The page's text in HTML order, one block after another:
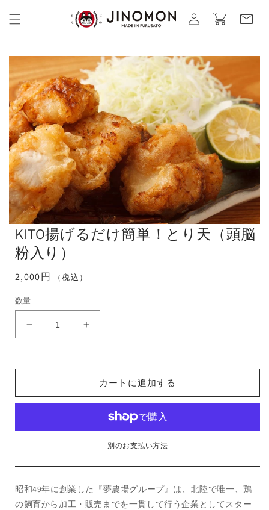
ンツに
進む
グ
イ
ー
KITO揚げるだけ簡単！とり天（頭脳
粉入り）
通
価
2,000円 （税込）
数量
る
け
単！
（頭
脳
KITO
る
け
単！
（頭
脳
カートに追加する
別のお支払い方法
昭和49年に創業した『夢農場グループ』は、北陸で唯一、鶏
の飼育から加工・販売までを一貫して行う企業としてスター